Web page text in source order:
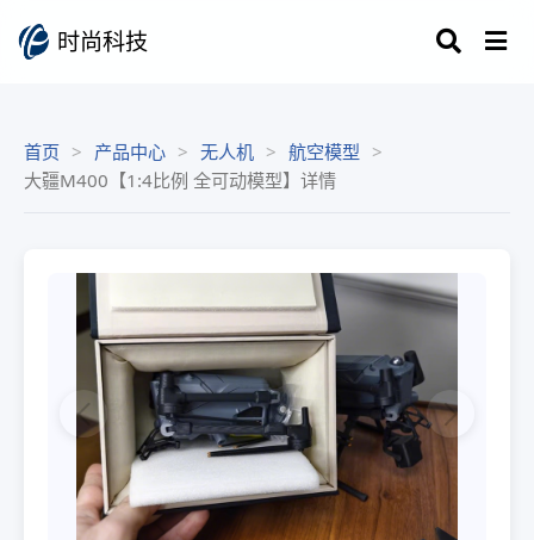
时尚科技
首页 产品中心 无人机
航空模型
大疆M400【1:4比例 全可动模型】详情